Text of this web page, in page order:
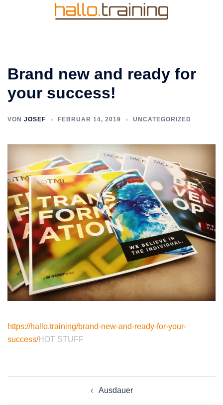
Brand new and ready for
your success!
VON JOSEF FEBRUAR 14, 2019 UNCATEGORIZED
https://hallo.training/brand-new-and-ready-for-your-
success/HOT STUFF
Ausdauer